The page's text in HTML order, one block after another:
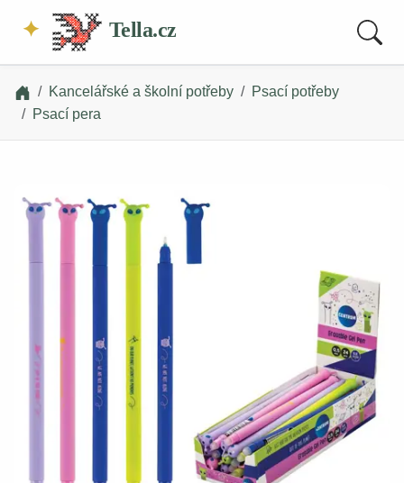
Tella.cz
Kancelářské a školní potřeby
Psací potřeby
Psací pera